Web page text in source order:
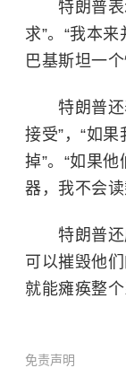
特朗普表
求”。“我本
巴基斯坦一
特朗普还表
接受”，“如
掉”。“如果
器，我不会读
特朗普还威
可以摧毁他
就能瘫痪整个
免责声明